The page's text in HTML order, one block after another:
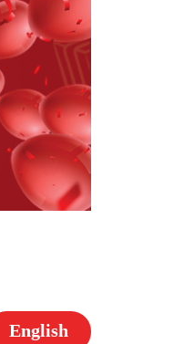
English